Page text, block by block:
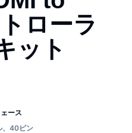
ローラ
ット
ース
、40ピン